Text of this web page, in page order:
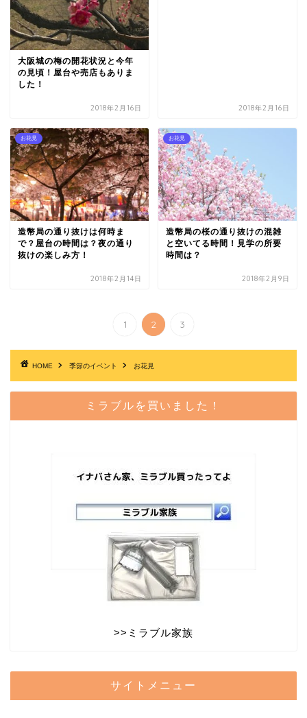
大阪城の梅の開花状況と今年
の見頃！屋台や売店もありま
した！
2018年2月16日 2018年2月16日
お花見
造幣局の通り抜けは何時ま
で？屋台の時間は？夜の通り
抜けの楽しみ方！
2018年2月14日
お花見
造幣局の桜の通り抜けの混雑
と空いてる時間！見学の所要
時間は？
2018年2月9日
1 2 3
HOME 季節のイベント お花見
ミラブルを買いました！
>> ミラブル家族
サイトメニュー